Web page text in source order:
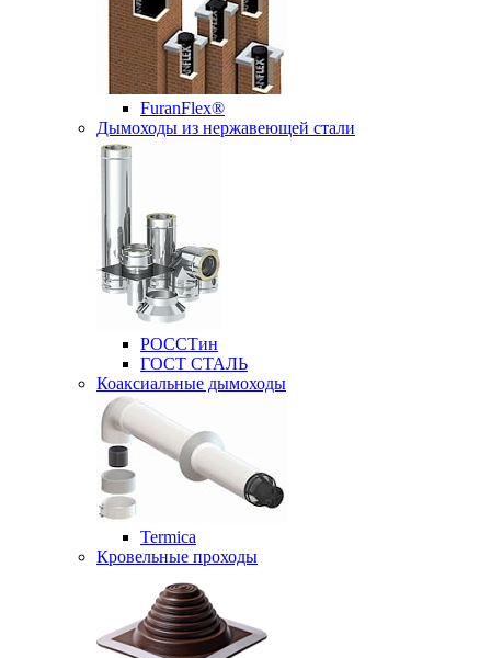
FuranFlex®
Дымоходы из нержавеющей стали
РОССТин
ГОСТ СТАЛЬ
Коаксиальные дымоходы
Termica
Кровельные проходы